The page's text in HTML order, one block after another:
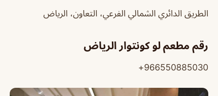
الطريق الدائري الشمالي الفرعي، التعاون، الرياض
رقم مطعم لو كونتوار الرياض
966550885030+